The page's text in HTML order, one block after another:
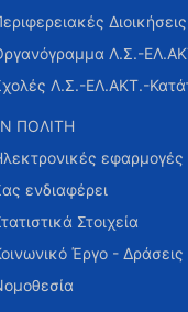
Λ.Σ.-
Λ.Σ.-ΕΛ.ΑΚΤ.-
ΠΟΛΙΤΗ
εφαρμογές
ενδιαφέρει
Στοιχεία
Έργο - Δράσεις